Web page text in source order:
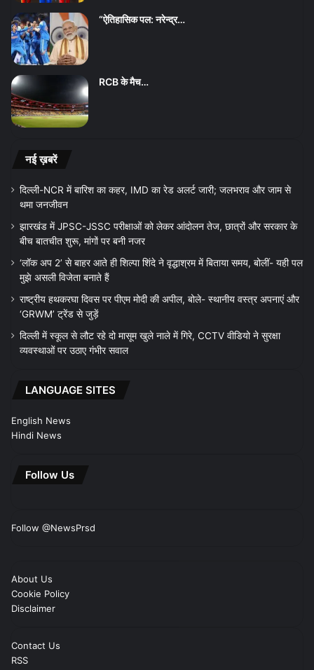
“ऐतिहासिक पल: नरेन्द्र…
RCB के मैच…
नई ख़बरें
दिल्ली-NCR में बारिश का कहर, IMD का रेड अलर्ट जारी; जलभराव और जाम से
थमा जनजीवन
झारखंड में JPSC-JSSC परीक्षाओं को लेकर आंदोलन तेज, छात्रों और सरकार के
बीच बातचीत शुरू, मांगों पर बनी नजर
‘लॉक अप 2’ से बाहर आते ही शिल्पा शिंदे ने वृद्धाश्रम में बिताया समय, बोलीं- यही पल
मुझे असली विजेता बनाते हैं
राष्ट्रीय हथकरघा दिवस पर पीएम मोदी की अपील, बोले- स्थानीय वस्त्र अपनाएं और
‘GRWM’ ट्रेंड से जुड़ें
दिल्ली में स्कूल से लौट रहे दो मासूम खुले नाले में गिरे, CCTV वीडियो ने सुरक्षा
व्यवस्थाओं पर उठाए गंभीर सवाल
LANGUAGE SITES
English News
Hindi News
Follow Us
Follow @NewsPrsd
About Us
Cookie Policy
Disclaimer
Contact Us
RSS